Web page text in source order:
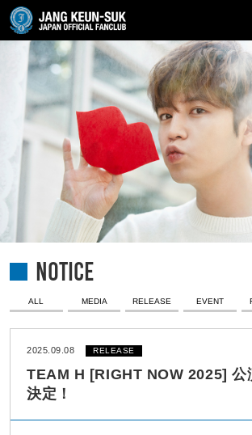
NOTICE
ALL MEDIA RELEASE EVENT
2025.09.08 RELEASE
TEAM H [RIGHT NOW 2025] 公
決定！